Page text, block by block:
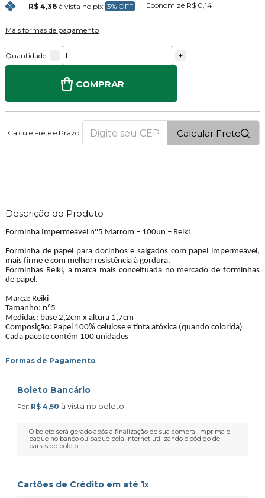
R$ 4,36 à vista no pix 3% OFF Economize R$ 0,14
Mais formas de pagamento
Quantidade: - +
COMPRAR
Calcule Frete e Prazo Calcular Frete
Descrição do Produto
Forminha Impermeável nº5 Marrom – 100un – Reiki
Forminha de papel para docinhos e salgados com papel impermeável,
mais firme e com melhor resistência à gordura.
Forminhas Reiki, a marca mais conceituada no mercado de forminhas
de papel.
Marca: Reiki
Tamanho: nº5
Medidas: base 2,2cm x altura 1,7cm
Composição: Papel 100% celulose e tinta atóxica (quando colorida)
Cada pacote contém 100 unidades
Formas de Pagamento
Boleto Bancário
Por: R$ 4,50 à vista no boleto
O boleto será gerado após a finalização de sua compra. Imprima e
pague no banco ou pague pela internet utilizando o código de
barras do boleto.
Cartões de Crédito em até 1x